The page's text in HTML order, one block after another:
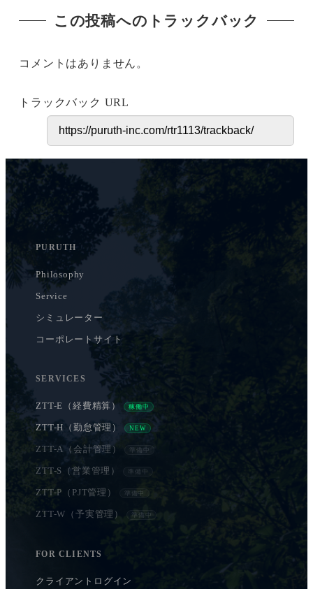
この投稿へのトラックバック
コメントはありません。
トラックバック URL
PURUTH
Philosophy
Service
シミュレーター
コーポレートサイト
SERVICES
ZTT-E（経費精算） 稼働中
ZTT-H（勤怠管理） NEW
ZTT-A（会計管理） 準備中
ZTT-S（営業管理） 準備中
ZTT-P（PJT管理） 準備中
ZTT-W（予実管理） 準備中
FOR CLIENTS
クライアントログイン